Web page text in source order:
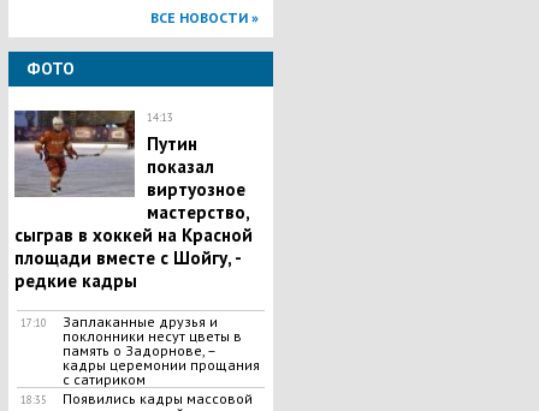
ВСЕ НОВОСТИ »
ФОТО
14:13
Путин
показал
виртуозное
мастерство,
сыграв в хоккей на Красной
площади вместе с Шойгу, -
редкие кадры
17:10
Заплаканные друзья и
поклонники несут цветы в
память о Задорнове, –
кадры церемонии прощания
с сатириком
18:35
Появились кадры массовой